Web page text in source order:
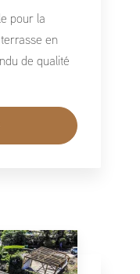
pour la
terrasse en
de qualité